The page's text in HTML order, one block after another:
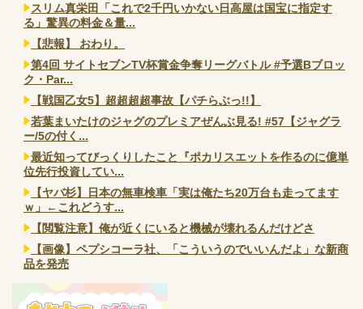
スリム真栄田「これで2千円いかない日高屋は国宝に指定す
る」驚異の料金＆量...
【悲報】 おわり。
第4回 サイトセブンTV杯賞金争奪リーグバトル #予選Bブロッ
ク・Par...
【戦国乙女5】超超超超事故【パチらぶっ!!】
若葉まいたけのジャグのプレミアぜんぶ見る! #57【ジャグラ
ー/5の付く...
最近知ってびっくりしたこと『ポカリスエットを作るのに億単
位先行投資してい...
【ヤバ杉】日本の無車検車「実は俺たち20万台も走ってます
ｗ」←これどうす...
【閲覧注意】俺が近くにいると機械が壊れるんだけどさ
【画像】ペプシコーラ社、「こういうのでいいんだよ」な新商
品を発売